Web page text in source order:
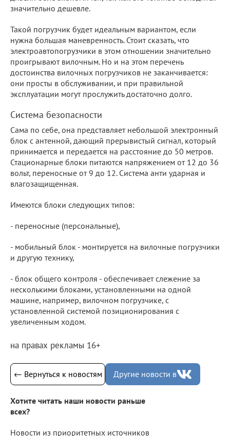
значительно дешевле.
Такой погрузчик будет идеальным вариантом, если
нужна большая маневренность. Стоит сказать, что
электроавтопогрузчики в этом отношении значительно
проигрывают вилочным. Но и на этом перечень
достоинства вилочных погрузчиков не заканчивается:
они просты в обслуживании, и при правильной
эксплуатации могут прослужить достаточно долго.
Система безопасности
Сама по себе, она представляет небольшой электронный
блок с антенной, дающий прерывистый сигнал, который
принимается и передается на расстояние до 50 метров.
Стационарные блоки питаются напряжением от 12 до 36
вольт, переносные от 9 до 12. Система анти ударная и
влагозащищенная.
Имеются блоки следующих типов:
- переносные (персональные),
- мобильный блок - монтируется на вилочные погрузчики
и другую технику,
- блок общего контроля - обеспечивает слежение за
несколькими блоками, установленными на одной
машине, например, вилочном погрузчике, с
установленной системой позиционирования с
увеличенным ходом.
на правах рекламы 16+
← Вернуться к новостям Другие новости в
Хотите читать наши новости раньше
всех?
Новости из приоритетных источников